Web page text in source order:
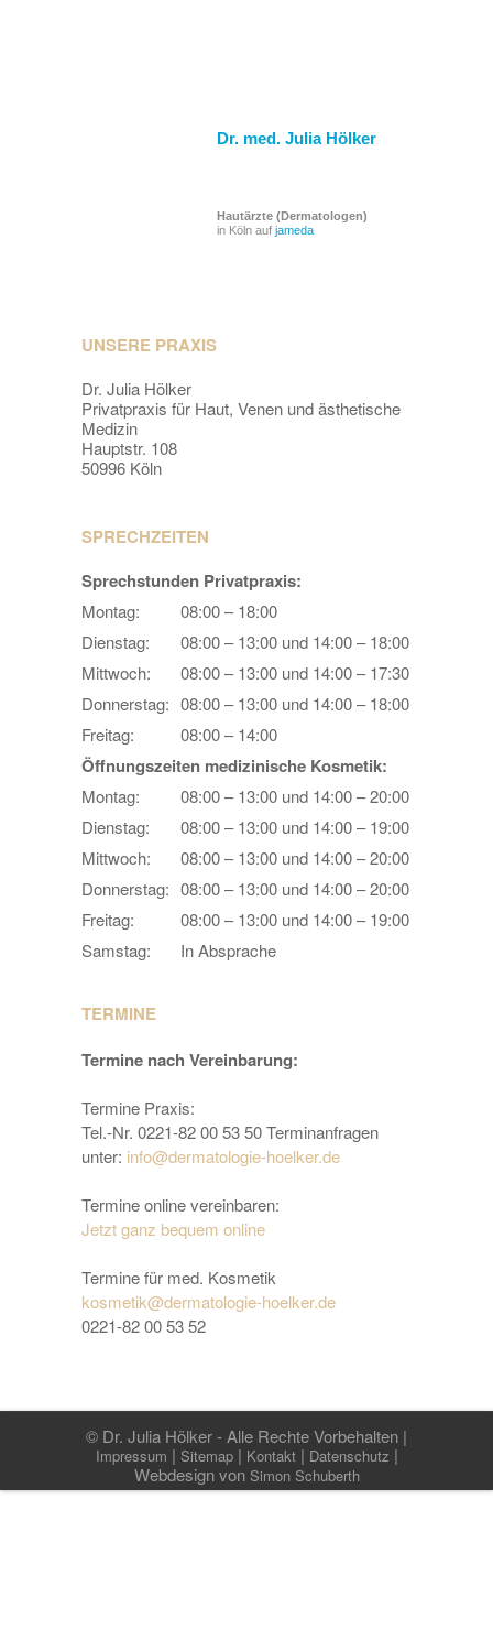
Dr. med. Julia Hölker
Hautärzte (Dermatologen)
in Köln auf jameda
UNSERE PRAXIS
Dr. Julia Hölker
Privatpraxis für Haut, Venen und ästhetische
Medizin
Hauptstr. 108
50996 Köln
SPRECHZEITEN
Sprechstunden Privatpraxis:
Montag:
08:00 – 18:00
Dienstag:
08:00 – 13:00 und 14:00 – 18:00
Mittwoch:
08:00 – 13:00 und 14:00 – 17:30
Donnerstag: 08:00 – 13:00 und 14:00 – 18:00
Freitag:
08:00 – 14:00
Öffnungszeiten medizinische Kosmetik:
Montag:
08:00 – 13:00 und 14:00 – 20:00
Dienstag:
08:00 – 13:00 und 14:00 – 19:00
Mittwoch:
08:00 – 13:00 und 14:00 – 20:00
Donnerstag: 08:00 – 13:00 und 14:00 – 20:00
Freitag:
08:00 – 13:00 und 14:00 – 19:00
Samstag:
In Absprache
TERMINE
Termine nach Vereinbarung:
Termine Praxis:
Tel.-Nr. 0221-82 00 53 50 Terminanfragen
unter: info@dermatologie-hoelker.de
Termine online vereinbaren:
Jetzt ganz bequem online
Termine für med. Kosmetik
kosmetik@dermatologie-hoelker.de
0221-82 00 53 52
© Dr. Julia Hölker - Alle Rechte Vorbehalten |
Impressum | Sitemap| Kontakt| Datenschutz |
Webdesign von Simon Schuberth